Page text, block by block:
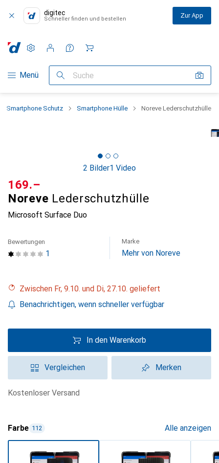
digitec
Schneller finden und bestellen Zur App
Navigation nach Kategorien
Menü Suche
Einstellungen
Kundenkonto
Vergleichslisten
Merklisten
Warenkorb
Smartphone Schutz Smartphone Hülle Noreve Lederschutzhülle
2 Bilder1 Video
Noreve Lederschutzhülle
Microsoft Surface Duo
CHF
169.–
1
Bewertungen Marke
Mehr von Noreve
Zwischen Fr, 9.10. und Di, 27.10. geliefert
Benachrichtigen, wenn schneller verfügbar
In den Warenkorb
Vergleichen Merken
kostenloser Versand
Farbe 112 Alle anzeigen